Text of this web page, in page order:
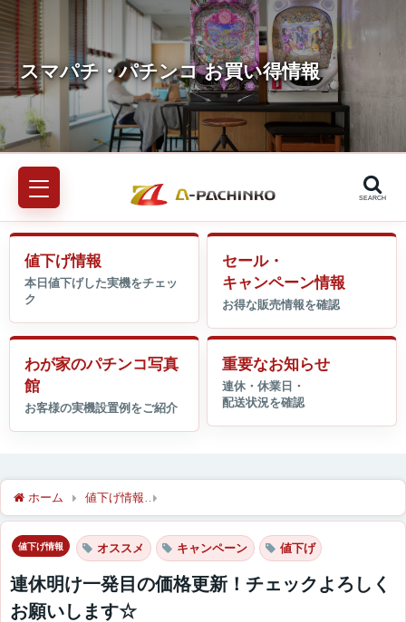
SEARCH
値下げ情報
セール・
キャンペーン情報
わが家のパチンコ写真
館
重要なお知らせ
ホーム 値下げ情報
値下げ情報 オススメ キャンペーン 値下げ
連休明け一発目の価格更新！チェックよろしく
お願いします☆